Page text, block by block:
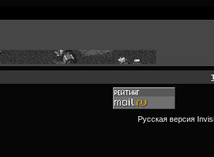
Русская версия